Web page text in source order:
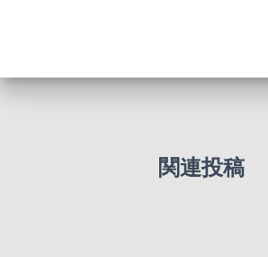
関連投稿